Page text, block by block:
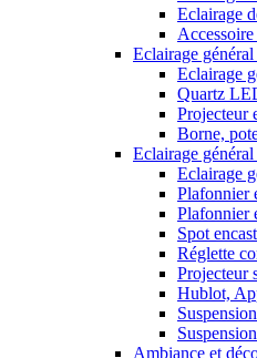
Eclairage
Eclairage
Eclairage
Quartz
Projecteur
Borne,
Eclairage
Eclairage
Plafonnier
Plafonnier
Spot
Réglette
Projecteur
Hublot,
Ambiance et